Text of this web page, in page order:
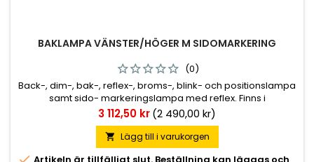
BAKLAMPA VÄNSTER/HÖGER M SIDOMARKERING
(0)
Back-, dim-, bak-, reflex-, broms-, blink- och positionslampa
samt sido- markeringslampa med reflex. Finns i
vänster/högerutförande samt vänsterutförande med
skyltbelysning. Lampan förekommer bl.a. på Scania-4 serien.
M8 fästbultar.
Pris
3 112,50 kr(2 490,00 kr)
 Lägg till i varukorgen
